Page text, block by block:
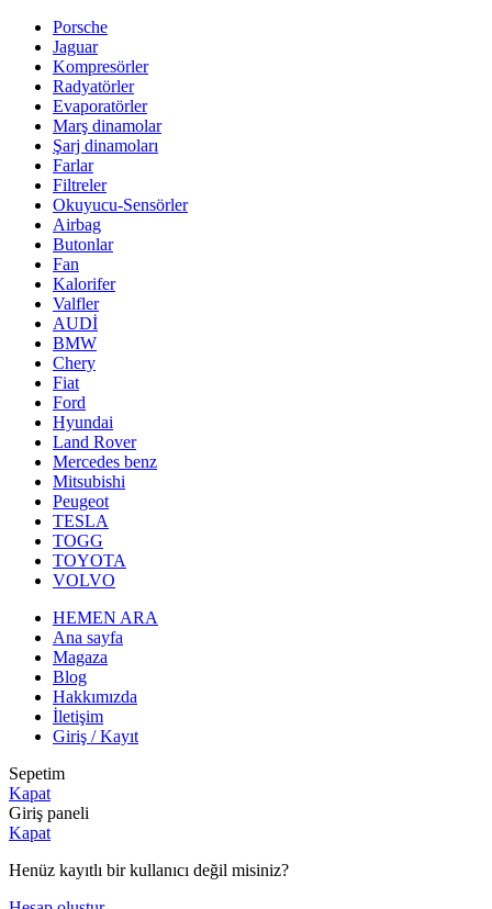
Porsche
Jaguar
Kompresörler
Radyatörler
Evaporatörler
Marş dinamolar
Şarj dinamoları
Farlar
Filtreler
Okuyucu-Sensörler
Airbag
Butonlar
Fan
Kalorifer
Valfler
AUDİ
BMW
Chery
Fiat
Ford
Hyundai
Land Rover
Mercedes benz
Mitsubishi
Peugeot
TESLA
TOGG
TOYOTA
VOLVO
HEMEN ARA
Ana sayfa
Magaza
Blog
Hakkımızda
İletişim
Giriş / Kayıt
Sepetim
Kapat
Giriş paneli
Kapat
Henüz kayıtlı bir kullanıcı değil misiniz?